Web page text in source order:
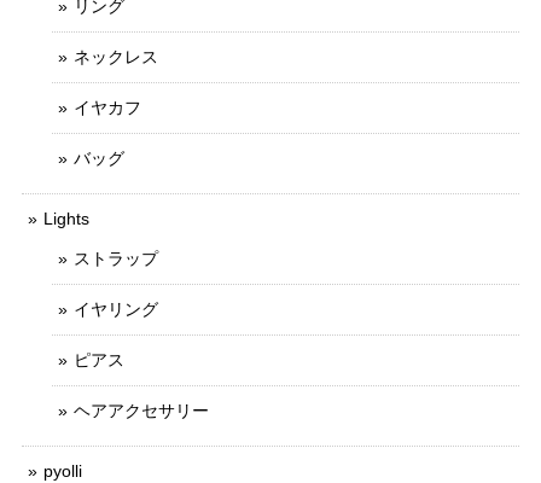
リング
ネックレス
イヤカフ
バッグ
Lights
ストラップ
イヤリング
ピアス
ヘアアクセサリー
pyolli